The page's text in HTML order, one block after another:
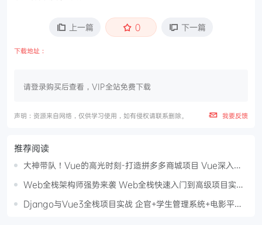
上一篇 0 下一篇
下载地址：
请登录购买后查看，VIP全站免费下载
声明：资源来自网络，仅供学习使用，如有侵权请联系删除。 我要反馈
推荐阅读
大神带队！Vue的高光时刻-打造拼多多商城项目 Vue深入浅
Web全栈架构师强势来袭 Web全栈快速入门到高级项目实战
Django与Vue3全栈项目实战 企官+学生管理系统+电影平台